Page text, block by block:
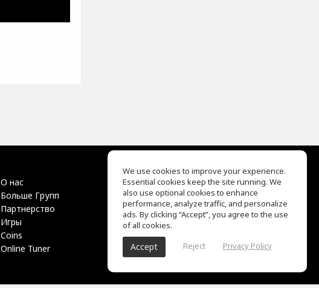
О нас
Больше Групп
Партнерство
Игры
Coins
Online Tuner
EQ Ear Training
Drum Machine
Центр помощи
Условия использования
Политика
конфиденциальности
We use cookies to improve your experience.
Essential cookies keep the site running. We
also use optional cookies to enhance
performance, analyze traffic, and personalize
ads. By clicking “Accept”, you agree to the use
of all cookies.
Accept Reject Privacy Policy